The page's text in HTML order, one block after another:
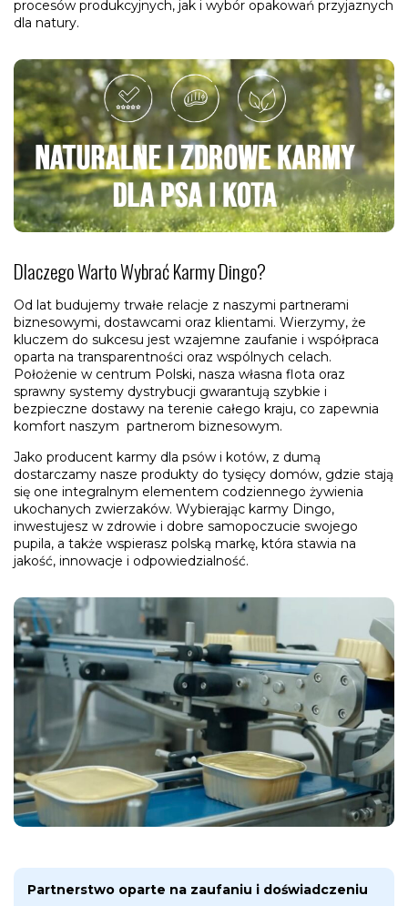
procesów produkcyjnych, jak i wybór opakowań przyjaznych
dla natury.
Dlaczego Warto Wybrać Karmy Dingo?
Od lat budujemy trwałe relacje z naszymi partnerami
biznesowymi, dostawcami oraz klientami. Wierzymy, że
kluczem do sukcesu jest wzajemne zaufanie i współpraca
oparta na transparentności oraz wspólnych celach.
Położenie w centrum Polski, nasza własna flota oraz
sprawny systemy dystrybucji gwarantują szybkie i
bezpieczne dostawy na terenie całego kraju, co zapewnia
komfort naszym partnerom biznesowym.
Jako producent karmy dla psów i kotów, z dumą
dostarczamy nasze produkty do tysięcy domów, gdzie stają
się one integralnym elementem codziennego żywienia
ukochanych zwierzaków. Wybierając karmy Dingo,
inwestujesz w zdrowie i dobre samopoczucie swojego
pupila, a także wspierasz polską markę, która stawia na
jakość, innowacje i odpowiedzialność.
Partnerstwo oparte na zaufaniu i doświadczeniu